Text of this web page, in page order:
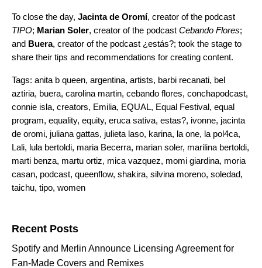
To close the day, Jacinta de Oromí, creator of the podcast
TIPO; Marian Soler, creator of the podcast Cebando Flores;
and Buera, creator of the podcast ¿estás?; took the stage to
share their tips and recommendations for creating content.
Tags: anita b queen, argentina, artists, barbi recanati, bel
aztiria, buera, carolina martin, cebando flores, conchapodcast,
connie isla, creators, Emilia, EQUAL, Equal Festival, equal
program, equality, equity, eruca sativa, estas?, ivonne, jacinta
de oromi, juliana gattas, julieta laso, karina, la one, la pol4ca,
Lali, lula bertoldi, maria Becerra, marian soler, marilina bertoldi,
marti benza, martu ortiz, mica vazquez, momi giardina, moria
casan, podcast, queenflow, shakira, silvina moreno, soledad,
taichu, tipo, women
Recent Posts
Spotify and Merlin Announce Licensing Agreement for
Fan-Made Covers and Remixes